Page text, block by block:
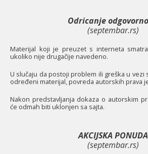
Odricanje
(septembar.rs)
Materijal koji je preuzet s interneta
ukoliko nije drugačije navedeno.
U slučaju da postoji problem ili greška u vezi
određeni materijal, povreda autorskih prava
Nakon predstavljanja dokaza o autorskim
će odmah biti uklonjen sa sajta.
AKCIJSKA PONUDA
(septembar.rs)